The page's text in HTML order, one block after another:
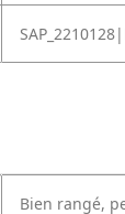
Bien rangé,